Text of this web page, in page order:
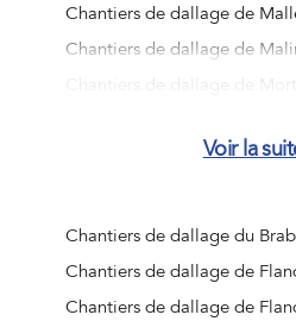
Chantiers de dallage de
Chantiers de dallage de
Chantiers de dallage de
Chantiers de dallage de
Chantiers de dallage de
Chantiers de dallage de
Voir la
Chantiers de dallage du
Chantiers de dallage de
Chantiers de dallage de